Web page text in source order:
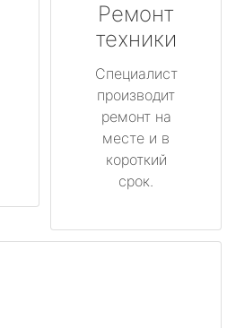
Ремонт
техники
Специалист
производит
ремонт на
месте и в
короткий
срок.